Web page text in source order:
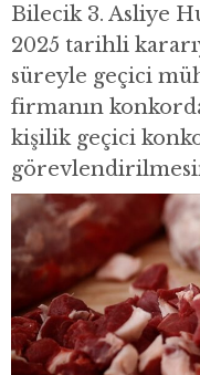
Bilecik 3. Asliye
2025 tarihli
süreyle geçici
firmanın
kişilik geçici